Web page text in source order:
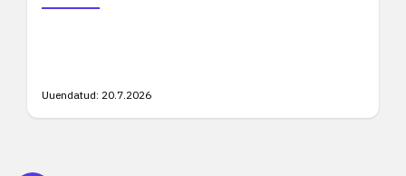
Uuendatud: 20.7.2026